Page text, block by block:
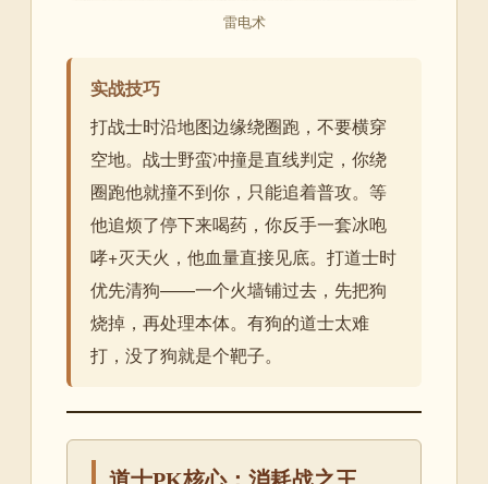
雷电术
实战技巧
打战士时沿地图边缘绕圈跑，不要横穿
空地。战士野蛮冲撞是直线判定，你绕
圈跑他就撞不到你，只能追着普攻。等
他追烦了停下来喝药，你反手一套冰咆
哮+灭天火，他血量直接见底。打道士时
优先清狗——一个火墙铺过去，先把狗
烧掉，再处理本体。有狗的道士太难
打，没了狗就是个靶子。